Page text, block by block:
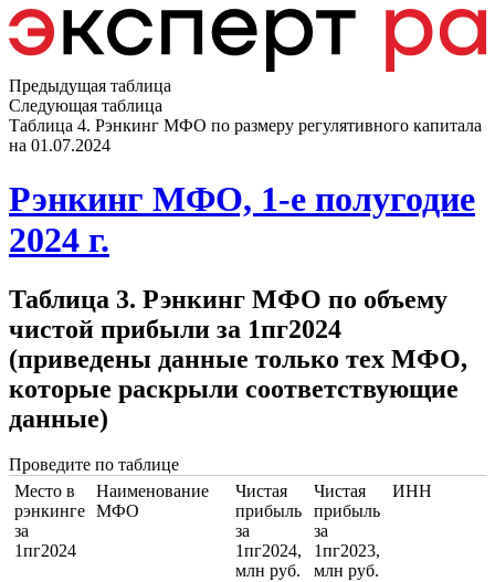
Предыдущая таблица
Следующая таблица
Таблица 4. Рэнкинг МФО по размеру регулятивного капитала
на 01.07.2024
Рэнкинг МФО, 1-е полугодие
2024 г.
Таблица 3. Рэнкинг МФО по объему
чистой прибыли за 1пг2024
(приведены данные только тех МФО,
которые раскрыли соответствующие
данные)
Проведите по таблице
Место в
рэнкинге
за
1пг2024
Наименование
МФО
Чистая
прибыль
за
1пг2024,
млн руб.
Чистая
прибыль
за
1пг2023,
млн руб.
ИНН